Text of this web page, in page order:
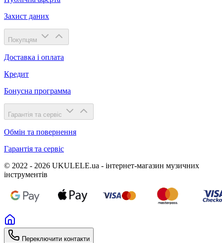
Захист даних
Покупцям
Доставка і оплата
Кредит
Бонусна программа
Гарантія та сервіс
Обмін та повернення
Гарантія та сервіс
© 2022 - 2026 UKULELE.ua - інтернет-магазин музичних
інструментів
Переключити контакти